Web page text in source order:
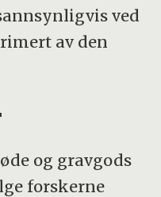
ved
av den
og gravgods
forskerne